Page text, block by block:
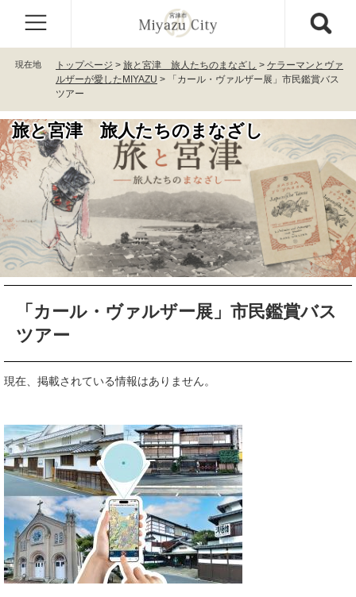
す
。
し
て
本
文
へ
現在地 トップページ > 旅と宮津 旅人たちのまなざし > ケラーマンとヴァ
ルザーが愛したMIYAZU >
「カール・ヴァルザー展」市民鑑賞バス
ツアー
旅と宮津 旅人たちのまなざし
「カール・ヴァルザー展」市民鑑賞バス
ツアー
現在、掲載されている情報はありません。